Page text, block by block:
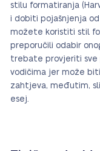
stilu formatiranja
i dobiti pojašnjenja
možete koristiti stil
preporučili odabir
trebate provjeriti sve
vodičima jer može
zahtjeva, međutim,
esej.